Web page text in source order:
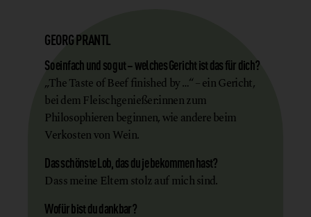
GEORG PRANTL
So einfach und so gut – welches Gericht ist das für dich?
„The Taste of Beef finished by …“ – ein Gericht,
bei dem Fleischgenießer:innen zum
Philosophieren beginnen, wie andere beim
Verkosten von Wein.
Das schönste Lob, das du je bekommen hast?
Dass meine Eltern stolz auf mich sind.
Wofür bist du dankbar?